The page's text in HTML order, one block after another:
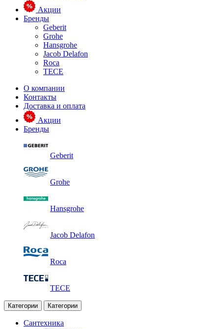
Акции
Бренды
Geberit
Grohe
Hansgrohe
Jacob Delafon
Roca
TECE
О компании
Контакты
Доставка и оплата
Акции
Бренды
Geberit
Grohe
Hansgrohe
Jacob Delafon
Roca
TECE
Категории Категории
Сантехника